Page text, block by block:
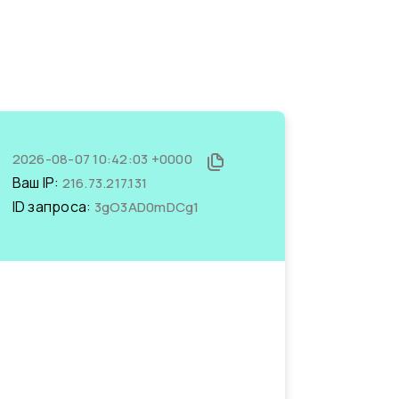
2026-08-07 10:42:03 +0000
Ваш IP: 216.73.217.131
ID запроса: 3gO3AD0mDCg1